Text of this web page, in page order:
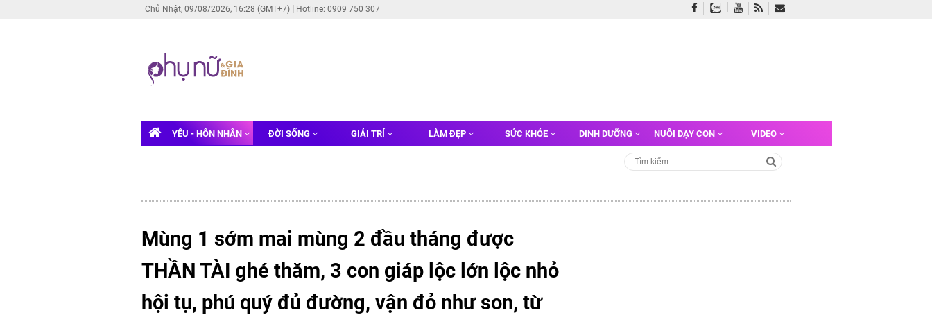
Chủ Nhật, 09/08/2026, 16:28 (GMT+7) Hotline: 0909 750 307
YÊU - HÔN NHÂN ĐỜI SỐNG GIẢI TRÍ LÀM ĐẸP SỨC KHỎE DINH DƯỠNG NUÔI DẠY CON VIDEO
Mùng 1 sớm mai mùng 2 đầu tháng được
THẦN TÀI ghé thăm, 3 con giáp lộc lớn lộc nhỏ
hội tụ, phú quý đủ đường, vận đỏ như son, từ